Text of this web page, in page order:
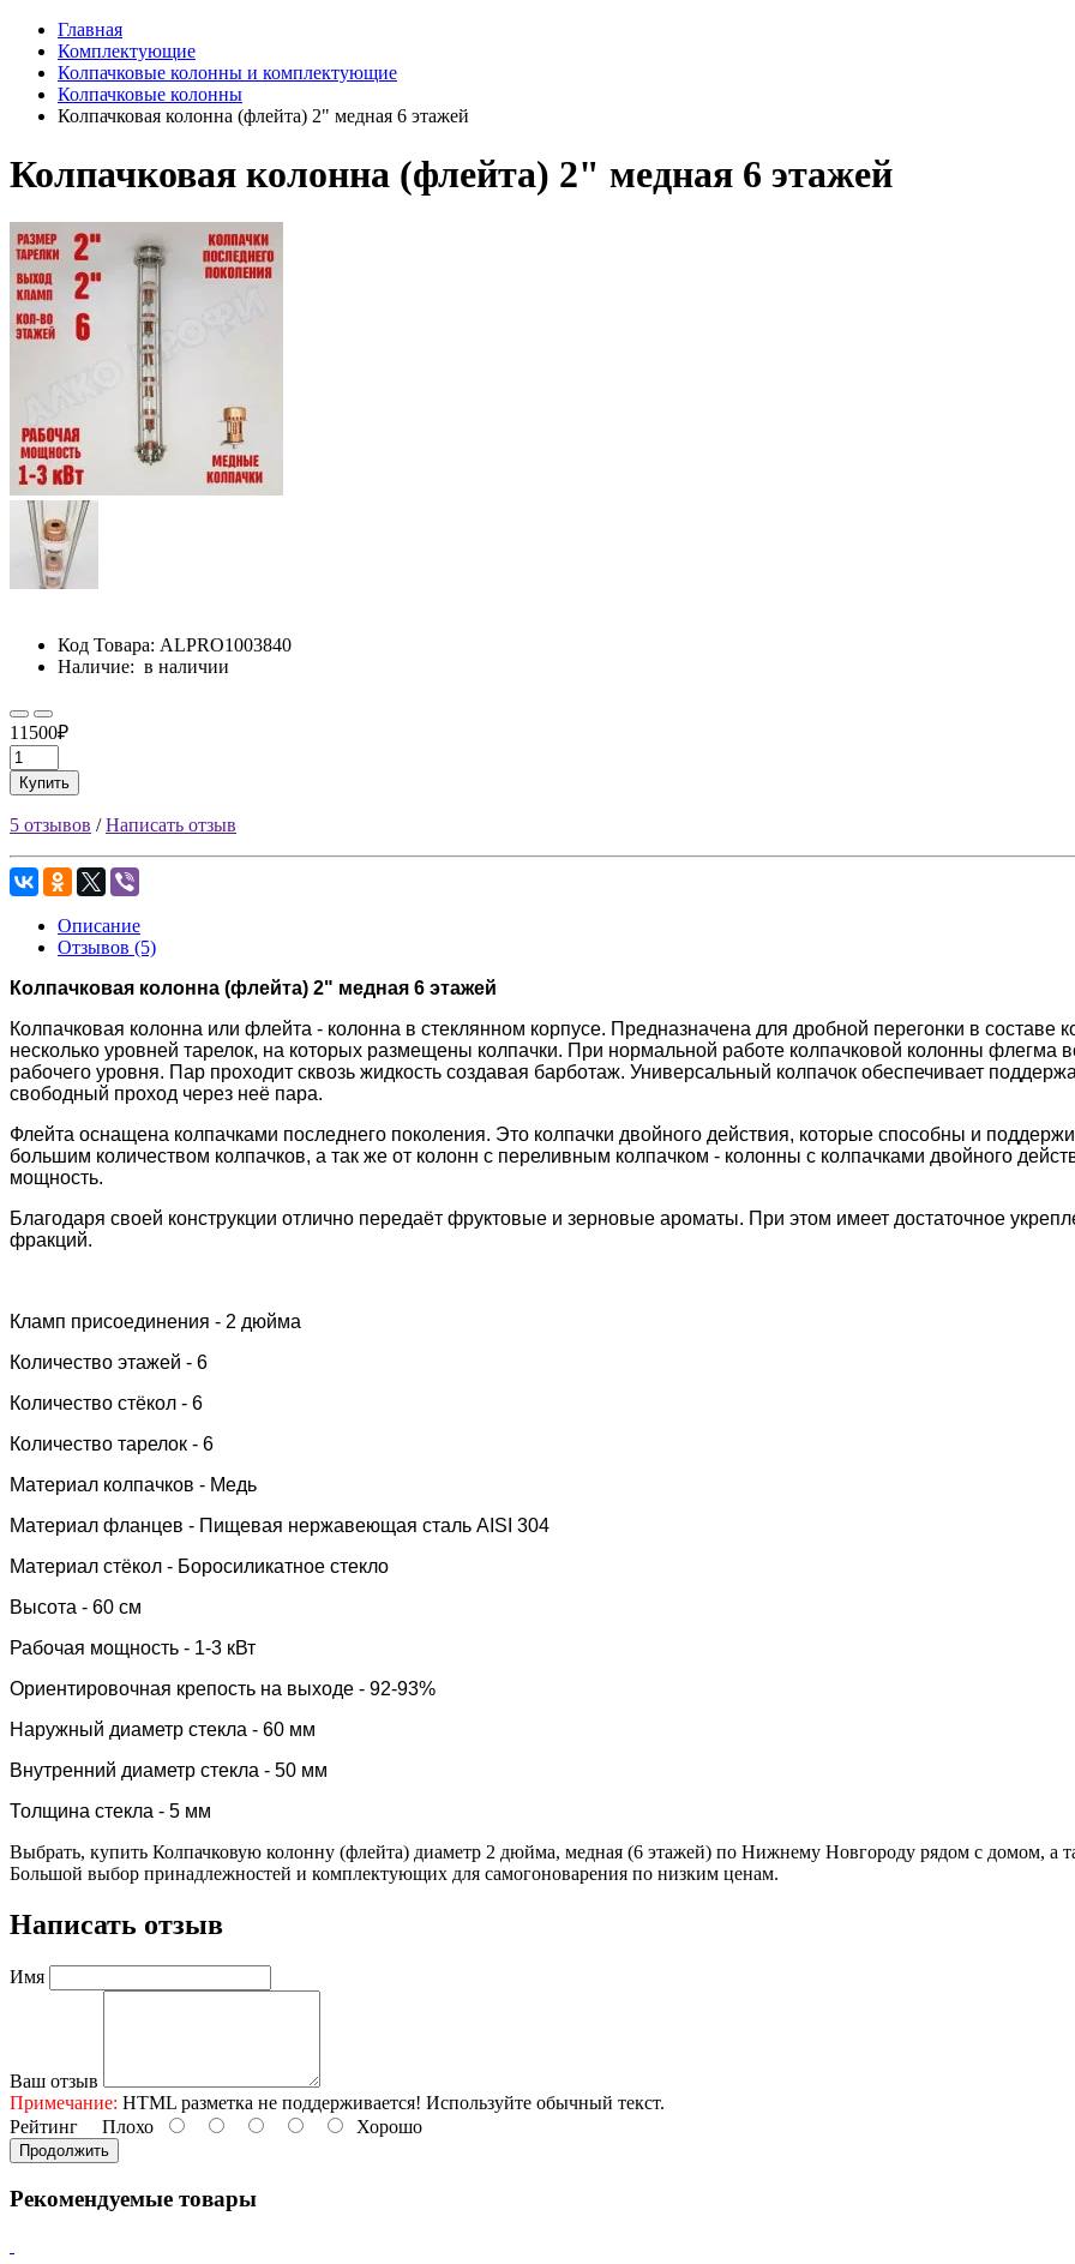
Главная
Комплектующие
Колпачковые колонны и комплектующие
Колпачковые колонны
Колпачковая колонна (флейта) 2" медная 6 этажей
Колпачковая колонна (флейта) 2" медная 6 этажей
Код Товара: ALPRO1003840
Наличие: в наличии
11500₽
Купить
5 отзывов /Написать отзыв
Описание
Отзывов (5)
Колпачковая колонна (флейта) 2" медная 6 этажей
Колпачковая колонна или флейта - колонна в стеклянном корпусе. Предназначена для дробной перегонки в составе
несколько уровней тарелок, на которых размещены колпачки. При нормальной работе колпачковой колонны флегма
рабочего уровня. Пар проходит сквозь жидкость создавая барботаж. Универсальный колпачок обеспечивает
свободный проход через неё пара.
Флейта оснащена колпачками последнего поколения. Это колпачки двойного действия, которые способны и
большим количеством колпачков, а так же от колонн с переливным колпачком - колонны с колпачками двойного
мощность.
Благодаря своей конструкции отлично передаёт фруктовые и зерновые ароматы. При этом имеет достаточное
фракций.
Кламп присоединения - 2 дюйма
Количество этажей - 6
Количество стёкол - 6
Количество тарелок - 6
Материал колпачков - Медь
Материал фланцев - Пищевая нержавеющая сталь AISI 304
Материал стёкол - Боросиликатное стекло
Высота - 60 см
Рабочая мощность - 1-3 кВт
Ориентировочная крепость на выходе - 92-93%
Наружный диаметр стекла - 60 мм
Внутренний диаметр стекла - 50 мм
Толщина стекла - 5 мм
Выбрать, купить Колпачковую колонну (флейта) диаметр 2 дюйма, медная (6 этажей) по Нижнему Новгороду рядом с домом, а
Большой выбор принадлежностей и комплектующих для самогоноварения по низким ценам.
Написать отзыв
Имя
Ваш отзыв
Примечание: HTML разметка не поддерживается! Используйте обычный текст.
Рейтинг Плохо Хорошо
Продолжить
Рекомендуемые товары